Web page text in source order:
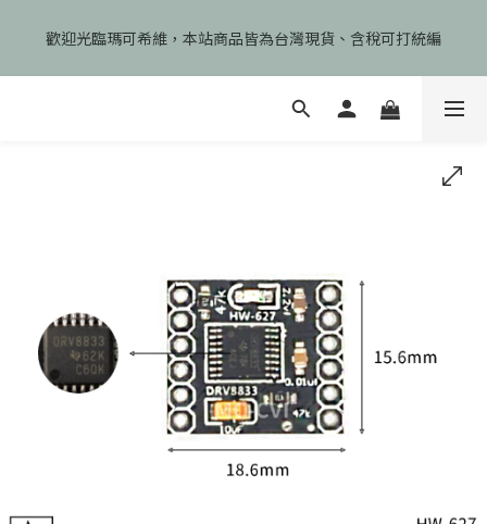
享99元免運卷！
歡迎光臨瑪可希維，本站商品皆為台灣現貨、含稅可打統編
🎉慶開幕🎉期間限定註冊會員即享199元免運、會員首次下單加碼